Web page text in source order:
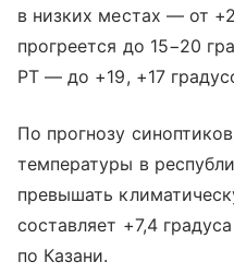
в низких местах — от
прогреется до 15−20
РТ — до +19, +17
По прогнозу
температуры в
превышать
составляет +7,4
по Казани.